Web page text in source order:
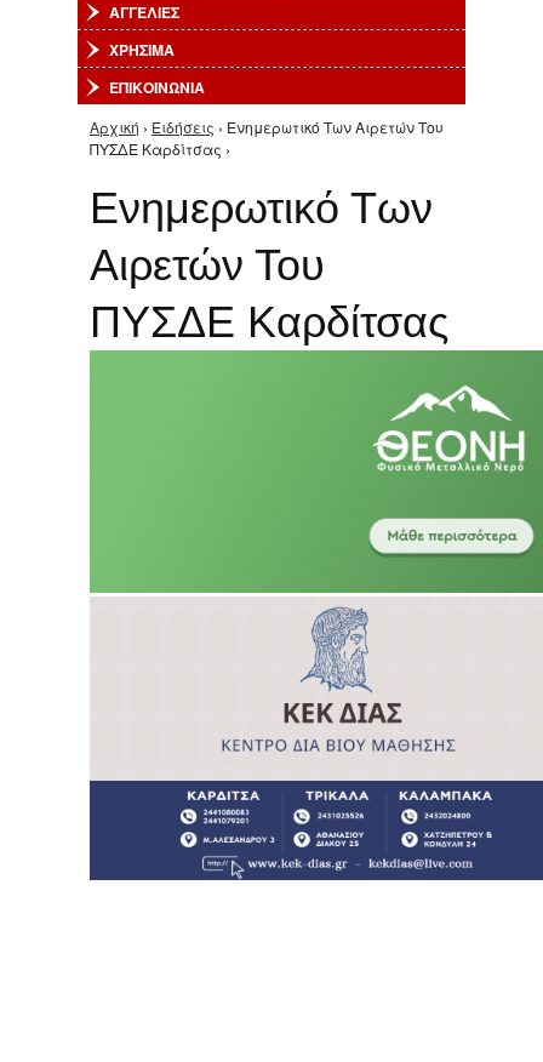
ΑΓΓΕΛΙΕΣ
ΧΡΗΣΙΜΑ
ΕΠΙΚΟΙΝΩΝΙΑ
Είστε εδώ
Αρχική › Ειδήσεις › Ενημερωτικό Των Αιρετών Του
ΠΥΣΔΕ Καρδίτσας ›
Ενημερωτικό Των
Αιρετών Του
ΠΥΣΔΕ Καρδίτσας